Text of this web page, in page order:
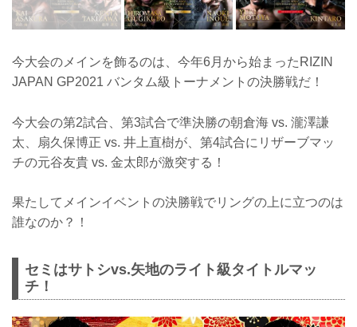
今大会のメインを飾るのは、今年6月から始まったRIZIN
JAPAN GP2021 バンタム級トーナメントの決勝戦だ！
今大会の第2試合、第3試合で準決勝の朝倉海 vs. 瀧澤謙
太、扇久保博正 vs. 井上直樹が、第4試合にリザーブマッ
チの元谷友貴 vs. 金太郎が激突する！
果たしてメインイベントの決勝戦でリングの上に立つのは
誰なのか？！
セミはサトシvs.矢地のライト級タイトルマッ
チ！